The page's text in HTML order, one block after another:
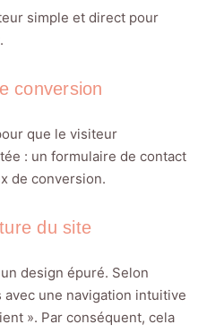
simple et direct pour
conversion
que le visiteur
: un formulaire de contact
de conversion.
du site
design épuré. Selon
avec une navigation intuitive
». Par conséquent, cela